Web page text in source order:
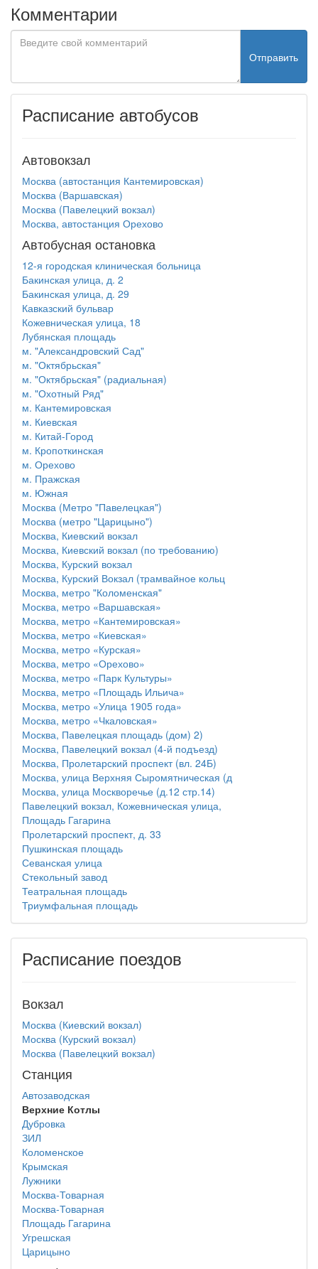
Комментарии
Отправить
Расписание автобусов
Автовокзал
Москва (автостанция Кантемировская)
Москва (Варшавская)
Москва (Павелецкий вокзал)
Москва, автостанция Орехово
Автобусная остановка
12-я городская клиническая больница
Бакинская улица, д. 2
Бакинская улица, д. 29
Кавказский бульвар
Кожевническая улица, 18
Лубянская площадь
м. "Александровский Сад"
м. "Октябрьская"
м. "Октябрьская" (радиальная)
м. "Охотный Ряд"
м. Кантемировская
м. Киевская
м. Китай-Город
м. Кропоткинская
м. Орехово
м. Пражская
м. Южная
Москва (Метро "Павелецкая")
Москва (метро "Царицыно")
Москва, Киевский вокзал
Москва, Киевский вокзал (по требованию)
Москва, Курский вокзал
Москва, Курский Вокзал (трамвайное кольц
Москва, метро "Коломенская"
Москва, метро «Варшавская»
Москва, метро «Кантемировская»
Москва, метро «Киевская»
Москва, метро «Курская»
Москва, метро «Орехово»
Москва, метро «Парк Культуры»
Москва, метро «Площадь Ильича»
Москва, метро «Улица 1905 года»
Москва, метро «Чкаловская»
Москва, Павелецкая площадь (дом) 2)
Москва, Павелецкий вокзал (4-й подъезд)
Москва, Пролетарский проспект (вл. 24Б)
Москва, улица Верхняя Сыромятническая (д
Москва, улица Москворечье (д.12 стр.14)
Павелецкий вокзал, Кожевническая улица,
Площадь Гагарина
Пролетарский проспект, д. 33
Пушкинская площадь
Севанская улица
Стекольный завод
Театральная площадь
Триумфальная площадь
Расписание поездов
Вокзал
Москва (Киевский вокзал)
Москва (Курский вокзал)
Москва (Павелецкий вокзал)
Станция
Автозаводская
Верхние Котлы
Дубровка
ЗИЛ
Коломенское
Крымская
Лужники
Москва-Товарная
Москва-Товарная
Площадь Гагарина
Угрешская
Царицыно